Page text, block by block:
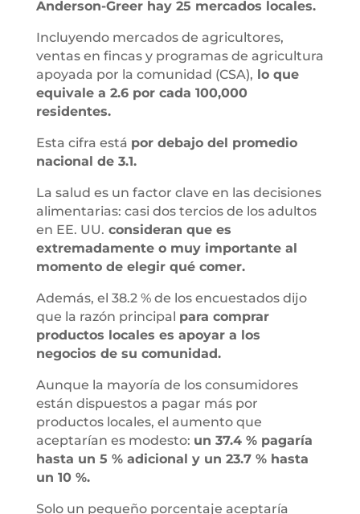
Anderson-Greer hay 25 mercados locales.
Incluyendo mercados de agricultores,
ventas en fincas y programas de agricultura
apoyada por la comunidad (CSA), lo que
equivale a 2.6 por cada 100,000
residentes.
Esta cifra está por debajo del promedio
nacional de 3.1.
La salud es un factor clave en las decisiones
alimentarias: casi dos tercios de los adultos
en EE. UU. consideran que es
extremadamente o muy importante al
momento de elegir qué comer.
Además, el 38.2 % de los encuestados dijo
que la razón principal para comprar
productos locales es apoyar a los
negocios de su comunidad.
Aunque la mayoría de los consumidores
están dispuestos a pagar más por
productos locales, el aumento que
aceptarían es modesto: un 37.4 % pagaría
hasta un 5 % adicional y un 23.7 % hasta
un 10 %.
Solo un pequeño porcentaje aceptaría